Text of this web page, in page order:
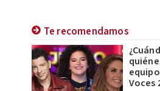
Te recomendamos
Voces